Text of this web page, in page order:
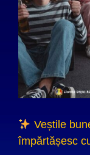
Veștile
împărtășesc